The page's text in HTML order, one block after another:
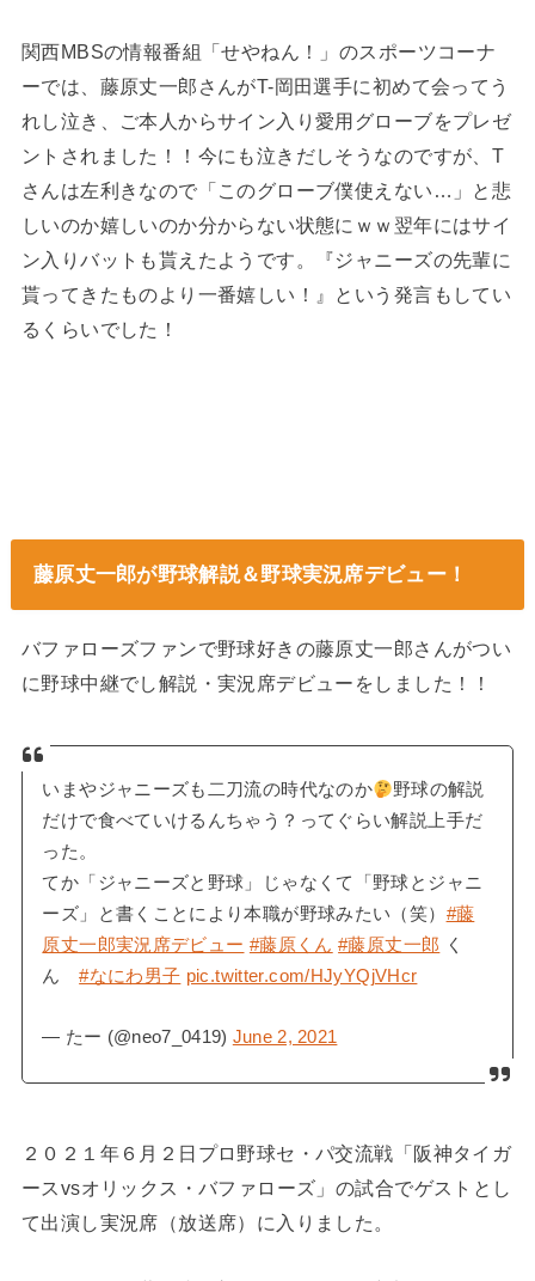
関西MBSの情報番組「せやねん！」のスポーツコーナ
ーでは、藤原丈一郎さんがT-岡田選手に初めて会ってう
れし泣き、ご本人からサイン入り愛用グローブをプレゼ
ントされました！！今にも泣きだしそうなのですが、T
さんは左利きなので「このグローブ僕使えない…」と悲
しいのか嬉しいのか分からない状態にｗｗ翌年にはサイ
ン入りバットも貰えたようです。『ジャニーズの先輩に
貰ってきたものより一番嬉しい！』という発言もしてい
るくらいでした！
藤原丈一郎が野球解説＆野球実況席デビュー！
バファローズファンで野球好きの藤原丈一郎さんがつい
に野球中継でし解説・実況席デビューをしました！！
いまやジャニーズも二刀流の時代なのか
野球の解説
だけで食べていけるんちゃう？ってぐらい解説上手だ
った。
てか「ジャニーズと野球」じゃなくて「野球とジャニ
ーズ」と書くことにより本職が野球みたい（笑） #藤
原丈一郎実況席デビュー #藤原くん #藤原丈一郎 く
ん#なにわ男子 pic.twitter.com/HJyYQjVHcr
— たー (@neo7_0419) June 2, 2021
２０２１年６月２日プロ野球セ・パ交流戦「阪神タイガ
ースvsオリックス・バファローズ」の試合でゲストとし
て出演し実況席（放送席）に入りました。